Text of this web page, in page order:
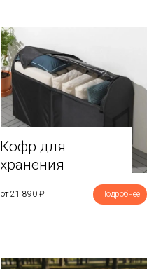
Кофр для
хранения
от 21 890 ₽ Подробнее